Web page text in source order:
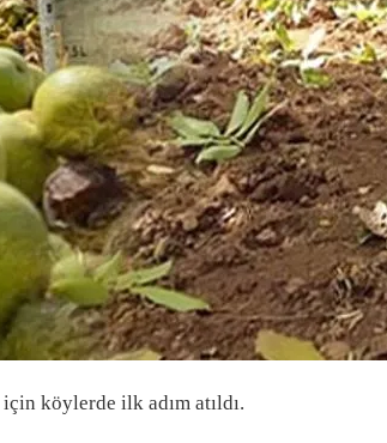
köylerde ilk adım atıldı.